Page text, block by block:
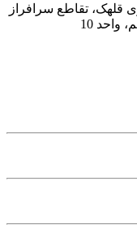
قلهک، تقاطع سرافراز
10